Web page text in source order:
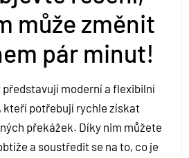
může změnit
pár minut!
moderní a flexibilní
kteří potřebují rychle získat
překážek. Díky nim můžete
a soustředit se na to, co je